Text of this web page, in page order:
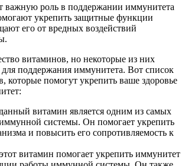
важную роль в поддержании иммунитета
укрепить защитные функции
его от вредных воздействий
витаминов, но некоторые из них
поддержания иммунитета. Вот список
которые помогут укрепить ваше здоровье
витамин является одним из самых
системы. Он помогает укрепить
и повысить его сопротивляемость к
витамин помогает укрепить иммунитет